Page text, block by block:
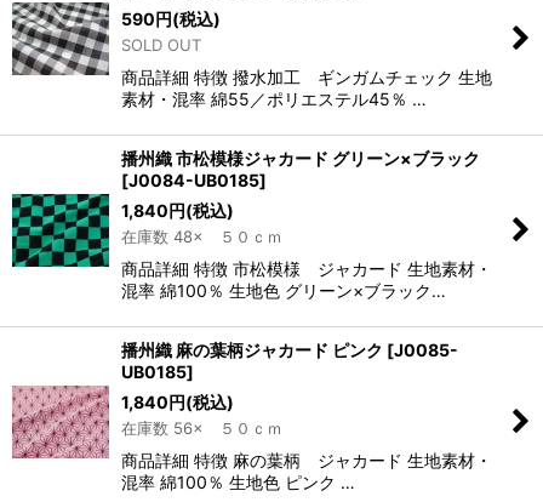
590円(税込)
SOLD OUT
商品詳細 特徴 撥水加工 ギンガムチェック 生地
素材・混率 綿55／ポリエステル45％ …
播州織 市松模様ジャカード グリーン×ブラック
[J0084-UB0185]
1,840円(税込)
在庫数 48× ５０ｃｍ
商品詳細 特徴 市松模様 ジャカード 生地素材・
混率 綿100％ 生地色 グリーン×ブラック…
播州織 麻の葉柄ジャカード ピンク [J0085-
UB0185]
1,840円(税込)
在庫数 56× ５０ｃｍ
商品詳細 特徴 麻の葉柄 ジャカード 生地素材・
混率 綿100％ 生地色 ピンク …